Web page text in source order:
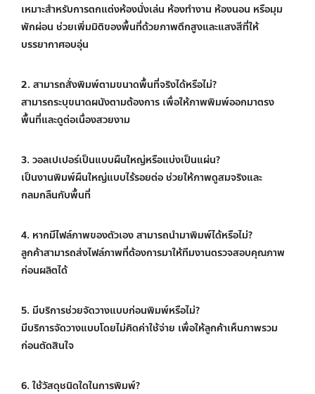
เหมาะสำหรับการตกแต่งห้องนั่งเล่น ห้องทำงาน ห้องนอน หรือมุม
พักผ่อน ช่วยเพิ่มมิติของพื้นที่ด้วยภาพตึกสูงและแสงสีที่ให้
บรรยากาศอบอุ่น
2. สามารถสั่งพิมพ์ตามขนาดพื้นที่จริงได้หรือไม่?
สามารถระบุขนาดผนังตามต้องการ เพื่อให้ภาพพิมพ์ออกมาตรง
พื้นที่และดูต่อเนื่องสวยงาม
3. วอลเปเปอร์เป็นแบบผืนใหญ่หรือแบ่งเป็นแผ่น?
เป็นงานพิมพ์ผืนใหญ่แบบไร้รอยต่อ ช่วยให้ภาพดูสมจริงและ
กลมกลืนกับพื้นที่
4. หากมีไฟล์ภาพของตัวเอง สามารถนำมาพิมพ์ได้หรือไม่?
ลูกค้าสามารถส่งไฟล์ภาพที่ต้องการมาให้ทีมงานตรวจสอบคุณภาพ
ก่อนผลิตได้
5. มีบริการช่วยจัดวางแบบก่อนพิมพ์หรือไม่?
มีบริการจัดวางแบบโดยไม่คิดค่าใช้จ่าย เพื่อให้ลูกค้าเห็นภาพรวม
ก่อนตัดสินใจ
6. ใช้วัสดุชนิดใดในการพิมพ์?